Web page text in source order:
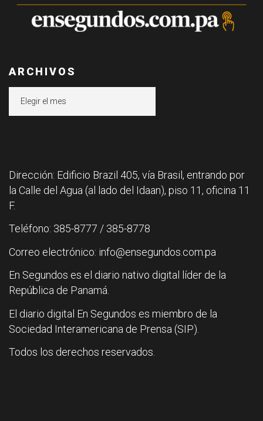
ARCHIVOS
Dirección: Edificio Brazil 405, vía Brasil, entrando por
la Calle del Agua (al lado del Idaan), piso 11, oficina 11
F.
Teléfono: 385-8777 / 385-8778
Correo electrónico: info@ensegundos.com.pa
En Segundos es el diario nativo digital líder de la
República de Panamá.
El diario digital En Segundos es miembro de la
Sociedad Interamericana de Prensa (SIP).
Todos los derechos reservados.